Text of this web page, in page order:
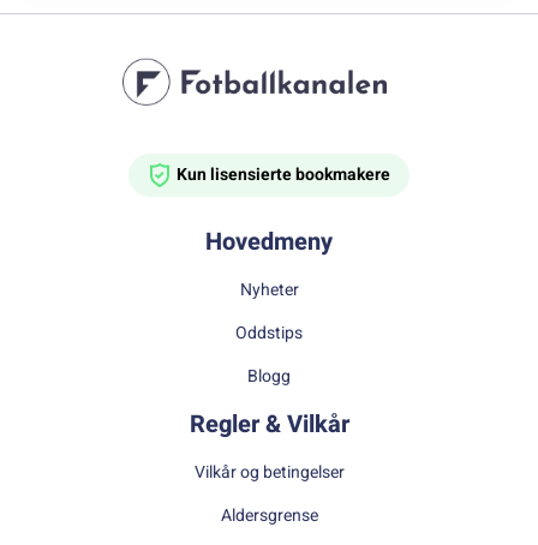
Kun lisensierte bookmakere
Hovedmeny
Nyheter
Oddstips
Blogg
Regler & Vilkår
Vilkår og betingelser
Aldersgrense